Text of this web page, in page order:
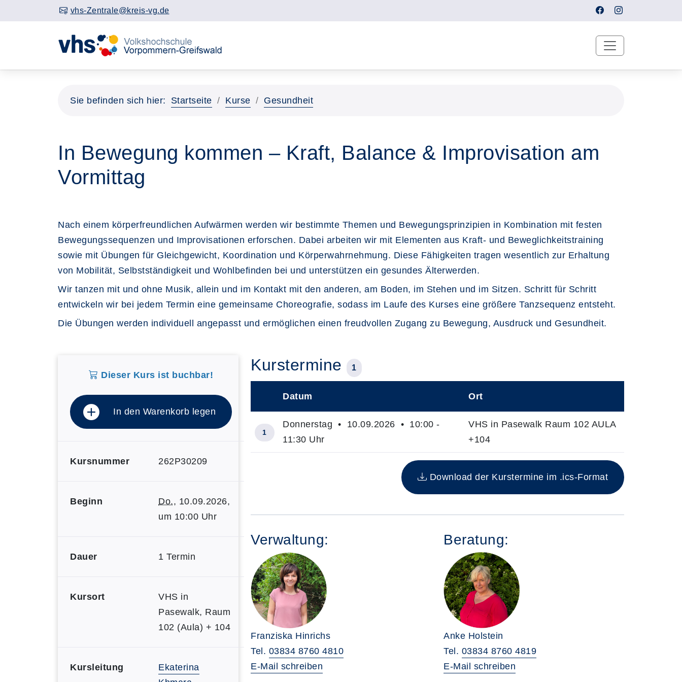
vhs-Zentrale@kreis-vg.de
Sie befinden sich hier: Startseite Kurse Gesundheit
In Bewegung kommen – Kraft, Balance & Improvisation am
Vormittag
Nach einem körperfreundlichen Aufwärmen werden wir bestimmte Themen und Bewegungsprinzipien in Kombination mit festen
Bewegungssequenzen und Improvisationen erforschen. Dabei arbeiten wir mit Elementen aus Kraft- und Beweglichkeitstraining
sowie mit Übungen für Gleichgewicht, Koordination und Körperwahrnehmung. Diese Fähigkeiten tragen wesentlich zur Erhaltung
von Mobilität, Selbstständigkeit und Wohlbefinden bei und unterstützen ein gesundes Älterwerden.
Wir tanzen mit und ohne Musik, allein und im Kontakt mit den anderen, am Boden, im Stehen und im Sitzen. Schritt für Schritt
entwickeln wir bei jedem Termin eine gemeinsame Choreografie, sodass im Laufe des Kurses eine größere Tanzsequenz entsteht.
Die Übungen werden individuell angepasst und ermöglichen einen freudvollen Zugang zu Bewegung, Ausdruck und Gesundheit.
Dieser Kurs ist buchbar!
In den Warenkorb legen
Kursnummer 262P30209
Beginn Do., 10.09.2026,
um 10:00 Uhr
Dauer 1 Termin
Kursort
VHS in
Pasewalk, Raum
102 (Aula) + 104
Kursleitung
Ekaterina
Kurstermine 1
Insgesamt gibt es 1 Termine zum diesen Kurs
Datum Ort
1
Donnerstag • 10.09.2026 • 10:00 -
11:30 Uhr
VHS in Pasewalk Raum 102 AULA
+104
Download der Kurstermine im .ics-Format
Verwaltung:
Franziska Hinrichs
Tel. 03834 8760 4810
E-Mail schreiben
Beratung:
Anke Holstein
Tel. 03834 8760 4819
E-Mail schreiben